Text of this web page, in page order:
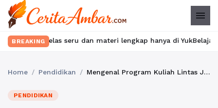
menu
BREAKING
seru dan materi lengkap hanya di YukBelajar.com.
Home / Pendidikan / Mengenal Program Kuliah Lintas Jurusan untuk Kelas Karyawan di Bandung
PENDIDIKAN